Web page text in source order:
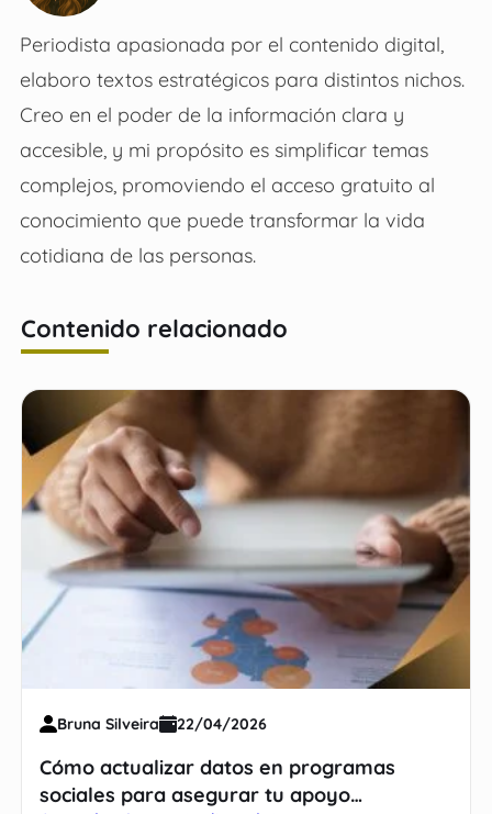
Periodista apasionada por el contenido digital,
elaboro textos estratégicos para distintos nichos.
Creo en el poder de la información clara y
accesible, y mi propósito es simplificar temas
complejos, promoviendo el acceso gratuito al
conocimiento que puede transformar la vida
cotidiana de las personas.
Contenido relacionado
Bruna Silveira 22/04/2026
Cómo actualizar datos en programas
sociales para asegurar tu apoyo